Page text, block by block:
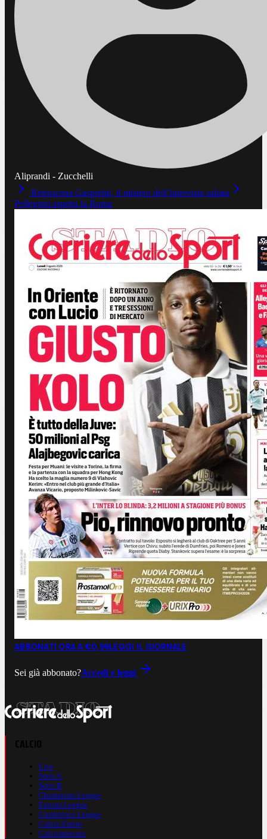
Aliprandi - Zucchelli
Retroscena Gasperini, il mistero dell’intervista saltata
Pellegrini aspetta la Roma
ABBONATI ORA A €0,99LEGGI IL GIORNALE
Sei già abbonato?Accedi e leggi
Live
Serie A
Serie B
Champions League
Europa League
Conference League
Calcio Estero
Calciomercato